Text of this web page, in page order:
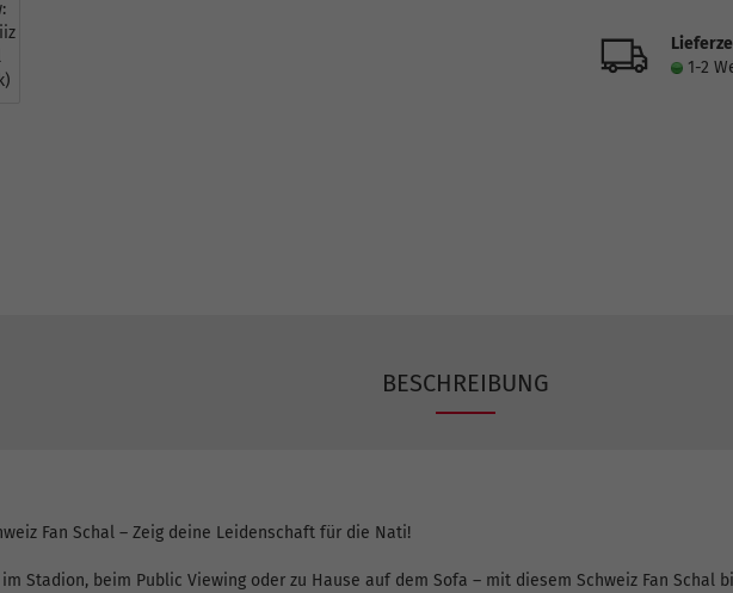
1-2
BESCHREIBUNG
Fan Schal – Zeig deine Leidenschaft für die Nati!
im Stadion, beim Public Viewing oder zu Hause auf dem Sofa – mit diesem Schweiz Fan Schal